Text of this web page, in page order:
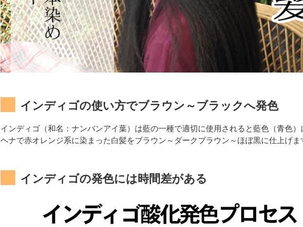
インディゴの使い方でブラウン～ブラックへ発色
インディゴ（和名：ナンバンアイ葉）は藍の一種で適切に使用されると藍色（青色）
ヘナで赤オレンジ系に染まった白髪をブラウン～ダークブラウン～ほぼ黒に仕上げま
インディゴの発色には時間差がある